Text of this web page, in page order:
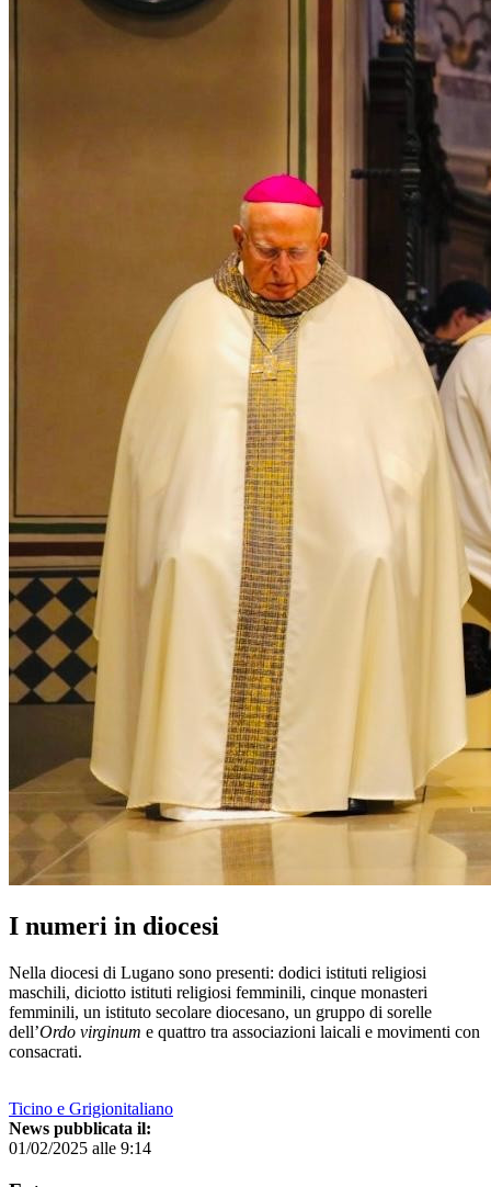
I numeri in diocesi
Nella diocesi di Lugano sono presenti: dodici istituti religiosi
maschili, diciotto istituti religiosi femminili, cinque monasteri
femminili, un istituto secolare diocesano, un gruppo di sorelle
dell’Ordo virginum e quattro tra associazioni laicali e movimenti con
consacrati.
Ticino e Grigionitaliano
News pubblicata il:
01/02/2025 alle 9:14